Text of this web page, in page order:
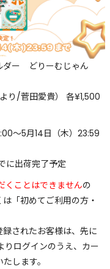
ダー どりーむじゃん
り/菅田愛貴） 各¥1,500
～5月14日（木）23:59
に出荷完了予定
ことはできませんの
「初めてご利用の方・
されたお客様は、先に
ログインのうえ、カー
します。